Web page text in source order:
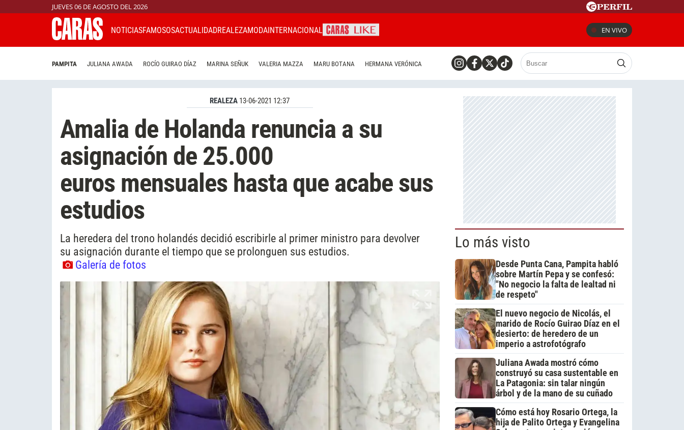
JUEVES 06 DE AGOSTO DEL 2026
NOTICIASFAMOSOSACTUALIDADREALEZAMODAINTERNACIONAL EN VIVO
PAMPITA JULIANA AWADA ROCÍO GUIRAO DÍAZ MARINA SEÑUK VALERIA MAZZA MARU BOTANA HERMANA VERÓNICA
REALEZA 13-06-2021 12:37
Amalia de Holanda renuncia a su
asignación de 25.000
euros mensuales hasta que acabe sus
estudios
La heredera del trono holandés decidió escribirle al primer ministro para devolver
su asignación durante el tiempo que se prolonguen sus estudios.
Galería de fotos
Lo más visto
Desde Punta Cana, Pampita habló
sobre Martín Pepa y se confesó:
"No negocio la falta de lealtad ni
de respeto"
El nuevo negocio de Nicolás, el
marido de Rocío Guirao Díaz en el
desierto: de heredero de un
imperio a astrofotógrafo
Juliana Awada mostró cómo
construyó su casa sustentable en
La Patagonia: sin talar ningún
árbol y de la mano de su cuñado
Cómo está hoy Rosario Ortega, la
hija de Palito Ortega y Evangelina